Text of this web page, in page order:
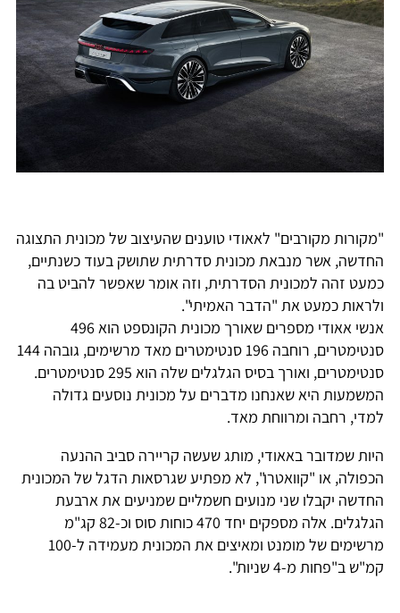
"מקורות מקורבים" לאאודי טוענים שהעיצוב של מכונית התצוגה
החדשה, אשר מנבאת מכונית סדרתית שתושק בעוד כשנתיים,
כמעט זהה למכונית הסדרתית, וזה אומר שאפשר להביט בה
ולראות כמעט את "הדבר האמיתי".
אנשי אאודי מספרים שאורך מכונית הקונספט הוא 496
סנטימטרים, רוחבה 196 סנטימטרים מאד מרשימים, גובהה 144
סנטימטרים, ואורך בסיס הגלגלים שלה הוא 295 סנטימטרים.
המשמעות היא שאנחנו מדברים על מכונית נוסעים גדולה
למדי, רחבה ומרווחת מאד.
היות שמדובר באאודי, מותג שעשה קריירה סביב ההנעה
הכפולה, או "קוואטרו", לא מפתיע שגרסאות הדגל של המכונית
החדשה יקבלו שני מנועים חשמליים שמניעים את ארבעת
הגלגלים. אלה מספקים יחד 470 כוחות סוס וכ-82 קג"מ
מרשימים של מומנט ומאיצים את המכונית מעמידה ל-100
קמ"ש ב"פחות מ-4 שניות".